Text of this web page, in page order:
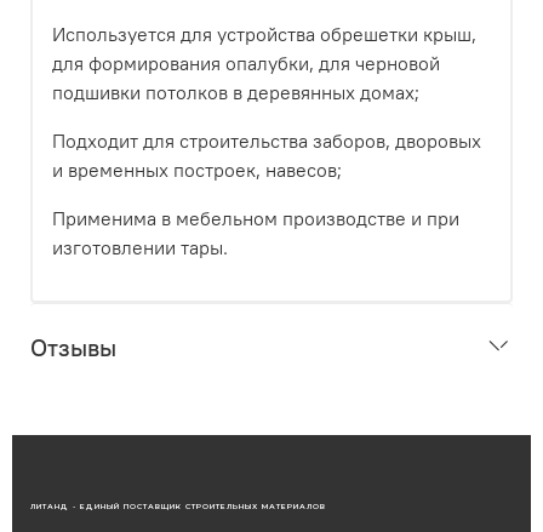
Используется для устройства обрешетки крыш,
для формирования опалубки, для черновой
подшивки потолков в деревянных домах;
Подходит для строительства заборов, дворовых
и временных построек, навесов;
Применима в мебельном производстве и при
изготовлении тары.
Отзывы
ЛИТАНД - ЕДИНЫЙ ПОСТАВЩИК СТРОИТЕЛЬНЫХ МАТЕРИАЛОВ